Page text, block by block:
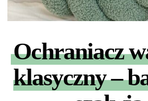
Ochraniacz
klasyczny –